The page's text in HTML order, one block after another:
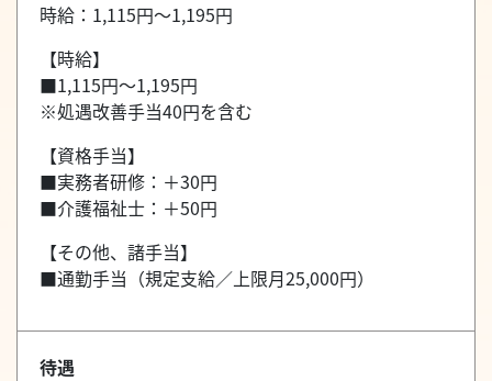
時給：1,115円～1,195円
【時給】
■1,115円～1,195円
※処遇改善手当40円を含む
【資格手当】
■実務者研修：＋30円
■介護福祉士：＋50円
【その他、諸手当】
■通勤手当（規定支給／上限月25,000円）
待遇